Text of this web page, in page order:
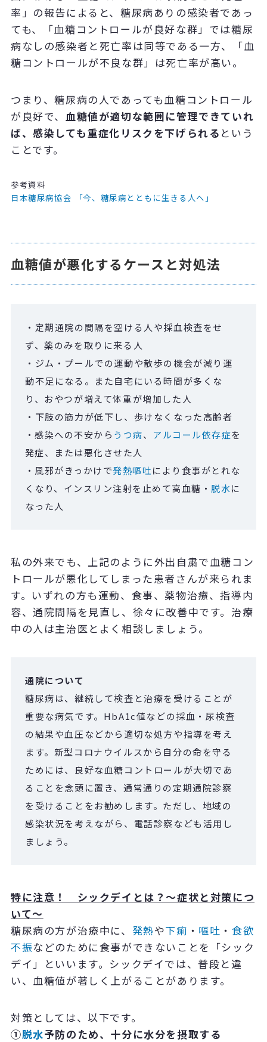
率」の報告によると、糖尿病ありの感染者であっ
ても、「血糖コントロールが良好な群」では糖尿
病なしの感染者と死亡率は同等である一方、「血
糖コントロールが不良な群」は死亡率が高い。
つまり、糖尿病の人であっても血糖コントロール
が良好で、 血糖値が適切な範囲に管理できていれ
ば、感染しても重症化リスクを下げられる という
ことです。
参考資料
日本糖尿病協会
「今、糖尿病とともに生きる人へ」
血糖値が悪化するケースと対処法
・定期通院の間隔を空ける人や採血検査をせ
ず、薬のみを取りに来る人
・ジム・プールでの運動や散歩の機会が減り運
動不足になる。また自宅にいる時間が多くな
り、おやつが増えて体重が増加した人
・下肢の筋力が低下し、歩けなくなった高齢者
・感染への不安から うつ病、 アルコール依存症を
発症、または悪化させた人
・風邪がきっかけで発熱嘔吐により食事がとれな
くなり、インスリン注射を止めて高血糖・ 脱水に
なった人
私の外来でも、上記のように外出自粛で血糖コン
トロールが悪化してしまった患者さんが来られま
す。いずれの方も運動、食事、薬物治療、指導内
容、通院間隔を見直し、徐々に改善中です。治療
中の人は主治医とよく相談しましょう。
通院について
糖尿病は、継続して検査と治療を受けることが
重要な病気です。 HbA1c値などの採血・尿検査
の結果や血圧などから適切な処方や指導を考え
ます。新型コロナウイルスから自分の命を守る
ためには、良好な血糖コントロールが大切であ
ることを念頭に置き、通常通りの定期通院診察
を受けることをお勧めします。ただし、地域の
感染状況を考えながら、電話診察なども活用し
ましょう。
特に注意！ シックデイとは？～症状と対策につ
いて～
糖尿病の方が治療中に、 発熱や下痢 ・ 嘔吐 ・ 食欲
不振などのために食事ができないことを「シック
デイ」といいます。シックデイでは、普段と違
い、血糖値が著しく上がることがあります。
対策としては、以下です。
①脱水予防のため、十分に水分を摂取する